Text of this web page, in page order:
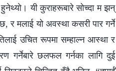
यी कुराहरूबारे सोच्दा म झन्
र मलाई यो अवस्था कसरी पार गर्ने
उचित रूपमा सम्हाल्न आस्था र
गर्नेबारे छलफल गर्नका लागि दुई